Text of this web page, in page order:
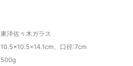
東洋佐々木ガラス
10.5×10.5×14.1cm、口径:7cm
500g